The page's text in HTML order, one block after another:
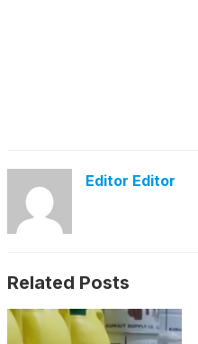
Editor Editor
Related Posts